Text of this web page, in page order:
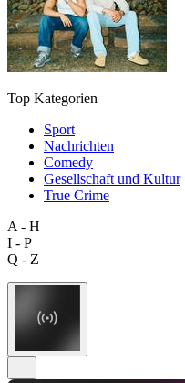
Top Kategorien
Sport
Nachrichten
Comedy
Gesellschaft und Kultur
True Crime
A - H
I - P
Q - Z